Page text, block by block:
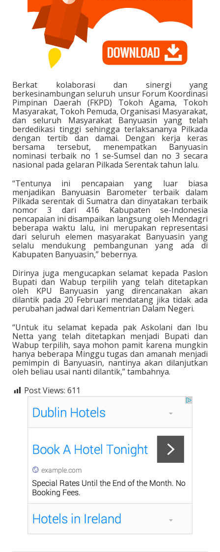
Berkat kolaborasi dan sinergi yang
berkesinambungan seluruh unsur Forum Koordinasi
Pimpinan Daerah (FKPD) Tokoh Agama, Tokoh
Masyarakat, Tokoh Pemuda, Organisasi Masyarakat,
dan seluruh Masyarakat Banyuasin yang telah
berdedikasi tinggi sehingga terlaksananya Pilkada
dengan tertib dan damai. Dengan kerja keras
bersama tersebut, menempatkan Banyuasin
nominasi terbaik no 1 se-Sumsel dan no 3 secara
nasional pada gelaran Pilkada Serentak tahun lalu.
“Tentunya ini pencapaian yang luar biasa
menjadikan Banyuasin Barometer terbaik dalam
Pilkada serentak di Sumatra dan dinyatakan terbaik
nomor 3 dari 416 Kabupaten se-Indonesia
pencapaian ini disampaikan langsung oleh Mendagri
beberapa waktu lalu, ini merupakan representasi
dari seluruh elemen masyarakat Banyuasin yang
selalu mendukung pembangunan yang ada di
Kabupaten Banyuasin,” bebernya.
Dirinya juga mengucapkan selamat kepada Paslon
Bupati dan Wabup terpilih yang telah ditetapkan
oleh KPU Banyuasin yang direncanakan akan
dilantik pada 20 Februari mendatang jika tidak ada
perubahan jadwal dari Kementrian Dalam Negeri.
“Untuk itu selamat kepada pak Askolani dan Ibu
Netta yang telah ditetapkan menjadi Bupati dan
Wabup terpilih, saya mohon pamit karena mungkin
hanya beberapa Minggu tugas dan amanah menjadi
pemimpin di Banyuasin, nantinya akan dilanjutkan
oleh beliau usai nanti dilantik,” tambahnya.
Post Views: 611